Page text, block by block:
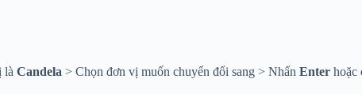
là Candela > Chọn đơn vị muốn chuyển đổi sang > Nhấn Enter hoặc